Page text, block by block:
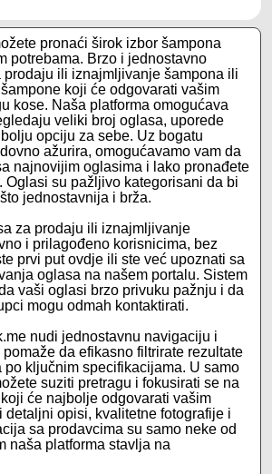
pronaći širok izbor šampona
potrebama. Brzo i jednostavno
prodaju ili iznajmljivanje šampona ili
koji će odgovarati vašim
kose. Naša platforma omogućava
veliki broj oglasa, uporede
opciju za sebe. Uz bogatu
ažurira, omogućavamo vam da
najnovijim oglasima i lako pronađete
Oglasi su pažljivo kategorisani da bi
jednostavnija i brža.
za prodaju ili iznajmljivanje
i prilagođeno korisnicima, bez
prvi put ovdje ili ste već upoznati sa
oglasa na našem portalu. Sistem
vaši oglasi brzo privuku pažnju i da
mogu odmah kontaktirati.
nudi jednostavnu navigaciju i
da efikasno filtrirate rezultate
po ključnim specifikacijama. U samo
suziti pretragu i fokusirati se na
će najbolje odgovarati vašim
detaljni opisi, kvalitetne fotografije i
sa prodavcima su samo neke od
naša platforma stavlja na